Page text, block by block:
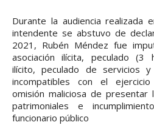
Durante la audiencia realizada
intendente se abstuvo de
2021, Rubén Méndez fue
asociación ilícita, peculado (3
ilícito, peculado de servicios y
incompatibles con el
omisión maliciosa de presentar
patrimoniales e
funcionario público